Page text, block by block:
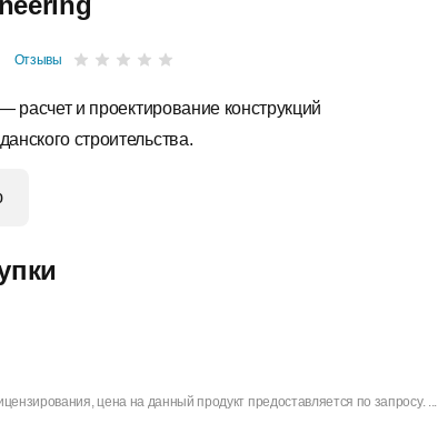
Отзывы
расчет и проектирование конструкций
строительства.
цена на данный продукт предоставляется по запросу. ...